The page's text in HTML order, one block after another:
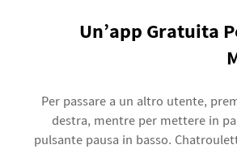
Un’app Gratuita
Per passare a un altro utente,
destra, mentre per mettere in
pulsante pausa in basso.